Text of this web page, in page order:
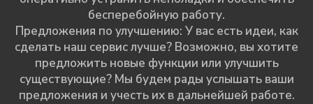
бесперебойную работу.
Предложения по улучшению: У вас есть идеи, как
сделать наш сервис лучше? Возможно, вы хотите
предложить новые функции или улучшить
существующие? Мы будем рады услышать ваши
предложения и учесть их в дальнейшей работе.